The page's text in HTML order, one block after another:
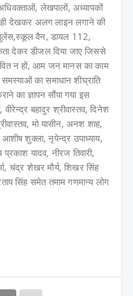
लेखपालों, अध्यापकों
देखकर अलग लाइन लगाने की
वैन, डायल 112,
देकर डीजल दिया जाए जिससे
न हों, आम जन मानस का काम
का समाधान शीघ्राति
का ज्ञापन सौंपा गया इस
बहादुर श्रीवास्तव, दिनेश
मो यासीन, अनश शाह,
आशीष शुक्ला, नृपेन्द्र उपाध्याय,
यादव, नीरज तिवारी,
चंद्र शेखर मौर्य, शिखर सिंह
सिंह समेत तमाम गणमान्य लोग